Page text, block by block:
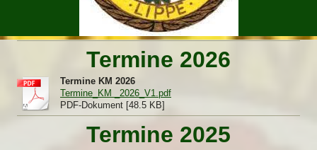
Termine 2026
Termine KM 2026
Termine_KM _2026_V1.pdf
PDF-Dokument [48.5 KB]
Termine 2025